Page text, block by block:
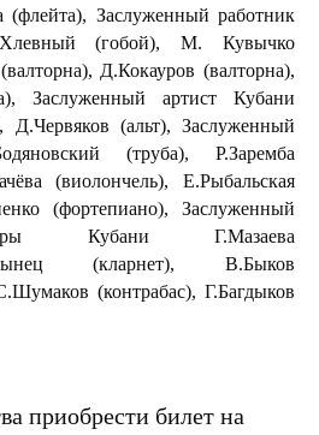
(флейта), Заслуженный работник
(гобой), М. Кувычко
Д.Кокауров (валторна),
Заслуженный артист Кубани
(альт), Заслуженный
(труба), Р.Заремба
(виолончель), Е.Рыбальская
(фортепиано), Заслуженный
Кубани Г.Мазаева
(кларнет), В.Быков
(контрабас), Г.Багдыков
приобрести билет на